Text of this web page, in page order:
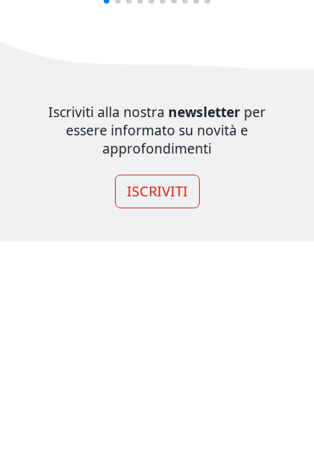
Iscriviti alla nostra newsletter per
essere informato su novità e
approfondimenti
ISCRIVITI